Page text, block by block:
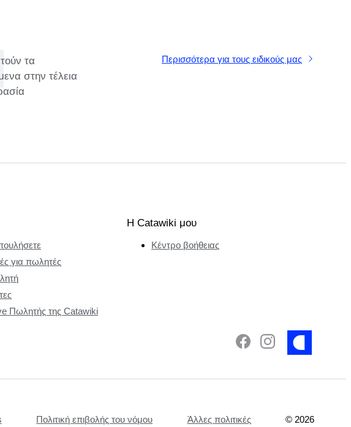
τα
στην τέλεια
Περισσότερα για τους ειδικούς μας
για πωλητές
Πωλητής της Catawiki
Η Catawiki μου
Κέντρο βοήθειας
Πολιτική επιβολής του νόμου Άλλες πολιτικές © 2026